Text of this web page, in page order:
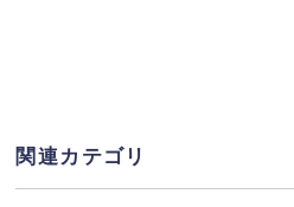
ている動作確認端末一覧ペー
ください。
関連カテゴリ